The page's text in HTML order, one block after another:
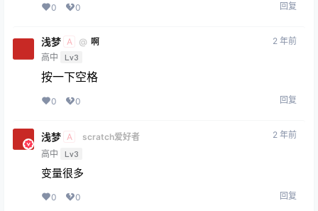
0 0 回复
浅梦 A @ 啊
高中
Lv3
2 年前
按一下空格
0 0 回复
浅梦 A
scratch爱好者
高中
Lv3
2 年前
变量很多
0 0 回复